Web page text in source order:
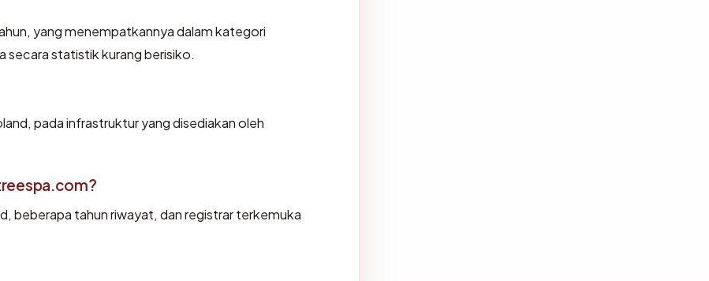
yang menempatkannya dalam kategori
secara statistik kurang berisiko.
pada infrastruktur yang disediakan oleh
beberapa tahun riwayat, dan registrar terkemuka